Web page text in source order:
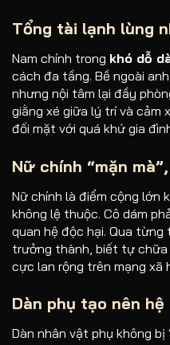
Tổng tài lạnh lùng
Nam chính trong khó dỗ
cách đa tầng. Bề ngoài
nhưng nội tâm lại đầy
giằng xé giữa lý trí và cảm
đối mặt với quá khứ gia
Nữ chính “mặn
Nữ chính là điểm cộng lớn
không lệ thuộc. Cô dám
quan hệ độc hại. Qua
trưởng thành, biết tự chữa
cực lan rộng trên mạng xã
Dàn phụ tạo nên
Dàn nhân vật phụ không bị